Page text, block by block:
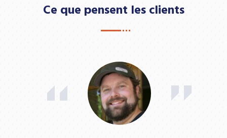
Ce que pensent les clients